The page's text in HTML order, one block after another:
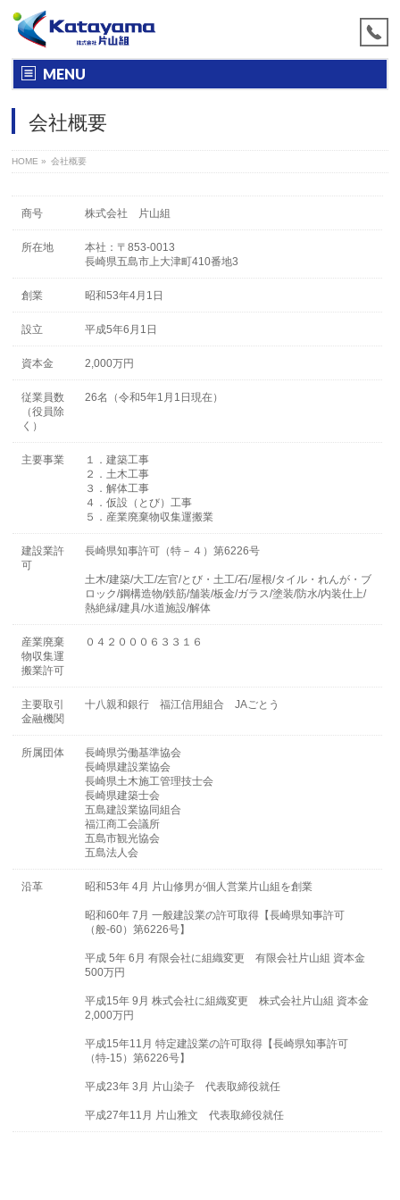
MENU
会社概要
HOME » 会社概要
商号 株式会社 片山組
所在地
本社：〒853-0013
長崎県五島市上大津町410番地3
創業 昭和53年4月1日
設立 平成5年6月1日
資本金 2,000万円
従業員数
（役員除
く）
26名（令和5年1月1日現在）
主要事業
１．建築工事
２．土木工事
３．解体工事
４．仮設（とび）工事
５．産業廃棄物収集運搬業
建設業許
可
長崎県知事許可（特－４）第6226号
土木/建築/大工/左官/とび・土工/石/屋根/タイル・れんが・ブ
ロック/鋼構造物/鉄筋/舗装/板金/ガラス/塗装/防水/内装仕上/
熱絶縁/建具/水道施設/解体
産業廃棄
物収集運
搬業許可
０４２０００６３３１６
主要取引
金融機関
十八親和銀行 福江信用組合 JAごとう
所属団体
長崎県労働基準協会
長崎県建設業協会
長崎県土木施工管理技士会
長崎県建築士会
五島建設業協同組合
福江商工会議所
五島市観光協会
五島法人会
沿革 昭和53年 4月 片山修男が個人営業片山組を創業
昭和60年 7月 一般建設業の許可取得【長崎県知事許可
（般-60）第6226号】
平成 5年 6月 有限会社に組織変更 有限会社片山組 資本金
500万円
平成15年 9月 株式会社に組織変更 株式会社片山組 資本金
2,000万円
平成15年11月 特定建設業の許可取得【長崎県知事許可
（特-15）第6226号】
平成23年 3月 片山染子 代表取締役就任
平成27年11月 片山雅文 代表取締役就任